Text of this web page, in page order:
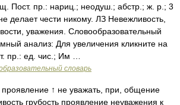
Пост. пр.: нариц.; неодуш.; абстр.; ж. р.; 3
делает чести никому. ЛЗ Невежливость,
уважения. Словообразовательный
анализ: Для увеличения кликните на
пр.: ед. чис.; Им …
словарь
↑ не уважать, при, общение
грубость проявление неуважения к